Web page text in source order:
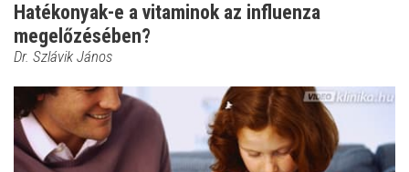
Hatékonyak-e a vitaminok az influenza
megelőzésében?
Dr. Szlávik János